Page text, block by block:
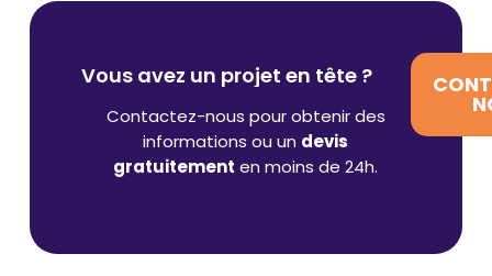
Vous avez un projet en tête ?
Contactez-nous pour obtenir des
informations ou un devis
gratuitement en moins de 24h.